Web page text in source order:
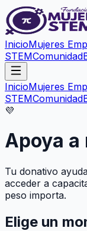
InicioMujeres
STEMComunidad
InicioMujeres
STEMComunidad
💜
Apoya
Tu donativo
acceder a
peso importa.
Elige un